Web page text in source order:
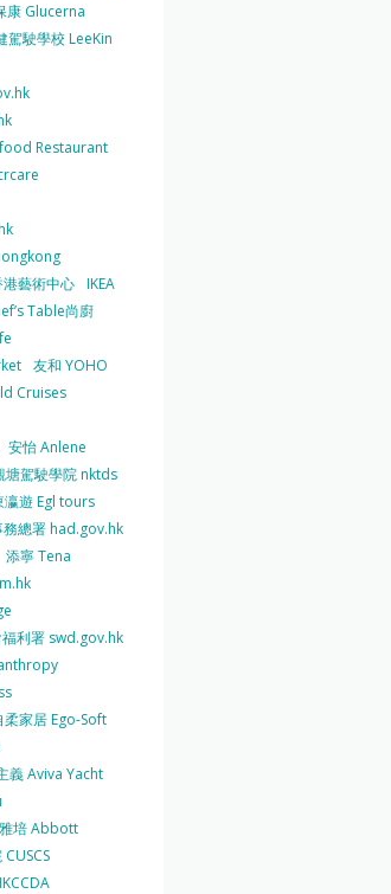
康 Glucerna
駕駛學校 LeeKin
Restaurant
藝術中心 IKEA
Table尚廚
友和 YOHO
Cruises
安怡 Anlene
塘駕駛學院 nktds
瀛遊 Egl tours
務總署 had.gov.hk
添寧 Tena
利署 swd.gov.hk
柔家居 Ego-Soft
義 Aviva Yacht
雅培 Abbott